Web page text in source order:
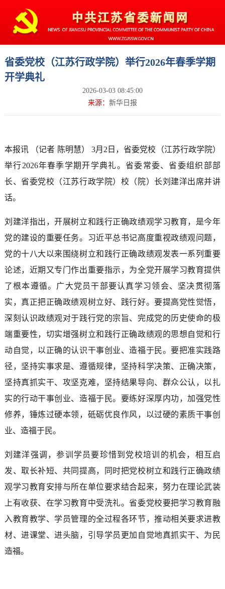
省委党校（江苏行政学院）举行2026年春季学期
开学典礼
2026-03-03 08:45:00
来源： 新华日报
本报讯 （记者 陈明慧） 3月2日，省委党校（江苏行政学院）
举行2026年春季学期开学典礼。省委常委、省委组织部部
长、省委党校（江苏行政学院）校（院）长刘建洋出席并讲
话。
刘建洋指出，开展树立和践行正确政绩观学习教育，是今年
党的建设的重要任务。习近平总书记高度重视政绩观问题，
党的十八大以来围绕树立和践行正确政绩观发表一系列重要
论述，近期又专门作出重要指示，为全党开展学习教育提供
了根本遵循。广大党员干部要认真学习领会、坚决贯彻落
实，真正把正确政绩观树立好、践行好。要提高党性觉悟，
深刻认识政绩观对于践行党的宗旨、完成党的历史使命的极
端重要性，切实增强树立和践行正确政绩观的思想自觉和行
动自觉，以正确的认识干事创业、造福于民。要把准实践路
径，坚持实事求是、遵循规律，坚持科学决策、正确决策，
坚持真抓实干、攻坚克难，坚持结果导向、群众公认，以扎
实的行动干事创业、造福于民。要练好深厚内功，加强党性
修养，锤炼过硬本领，砥砺优良作风，以过硬的素质干事创
业、造福于民。
刘建洋强调，参训学员要珍惜到党校培训的机会，相互启
发、取长补短、共同提高，同时把党校树立和践行正确政绩
观学习教育安排与所在单位要求结合起来，努力在理论武装
上有收获、在学习教育中受洗礼。省委党校要把学习教育融
入教育教学、学员管理的全过程各环节，推动相关要求进教
材、进课堂、进头脑，引导学员更加自觉地真抓实干、为民
造福。